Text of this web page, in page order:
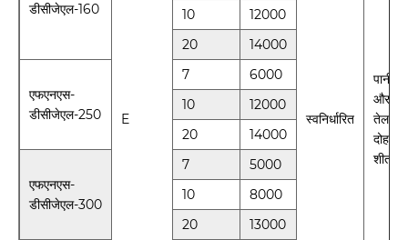
डीसीजेएल-160
E स्वनिर्धारित
पानी
और
तेल
दोहरी
शीतलन
10
12000
20
14000
एफएनएस-
डीसीजेएल-250
7
6000
10
12000
20
14000
एफएनएस-
डीसीजेएल-300
7
5000
10
8000
20
13000